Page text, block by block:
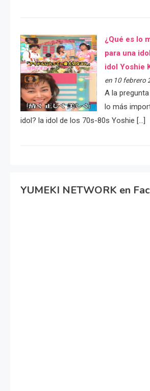
¿Qué es lo
para una
idol Yoshie
en 10 febrero
A la
lo más
idol? la idol de los 70s-80s Yoshie […]
YUMEKI NETWORK en